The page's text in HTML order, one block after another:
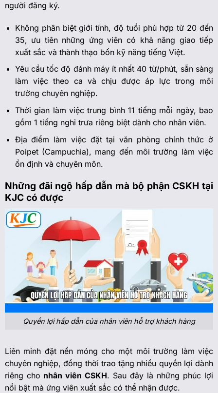
người đăng ký.
Không phân biệt giới tính, độ tuổi phù hợp từ 20 đến
35, ưu tiên những ứng viên có khả năng giao tiếp
xuất sắc và thành thạo bốn kỹ năng tiếng Việt.
Yêu cầu tốc độ đánh máy ít nhất 40 từ/phút, sẵn sàng
làm việc theo ca và chịu được áp lực trong môi
trường chuyên nghiệp.
Thời gian làm việc trung bình 11 tiếng mỗi ngày, bao
gồm 1 tiếng nghỉ trưa riêng biệt dành cho nhân viên.
Địa điểm làm việc đặt tại văn phòng chính thức ở
Poipet (Campuchia), mang đến môi trường làm việc
ổn định và chuyên môn.
Những đãi ngộ hấp dẫn mà bộ phận CSKH tại
KJC có được
Quyền lợi hấp dẫn của nhân viên hỗ trợ khách hàng
Liên minh đặt nền móng cho một môi trường làm việc
chuyên nghiệp, đồng thời trao tặng nhiều quyền lợi dành
riêng cho nhân viên CSKH. Sau đây là những phúc lợi
nổi bật mà ứng viên xuất sắc có thể nhận được.